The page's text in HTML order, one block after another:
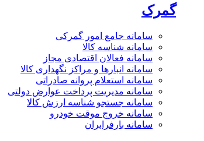
گمرک
سامانه جامع امور گمرکی
سامانه شناسه کالا
سامانه فعالان اقتصادی مجاز
سامانه انبارها و مراکز نگهداری کالا
سامانه استعلام پروانه صادراتی
سامانه مدیریت پرداخت عوارض دولتی
سامانه جستجو شناسه ارزش کالا
سامانه خروج موقت خودرو
سامانه بارفرابران